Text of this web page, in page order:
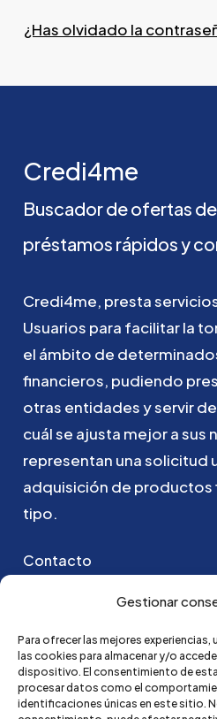
Gestionar
Para ofrecer las mejores
las cookies para almacenar y/o
dispositivo. El consentimiento de
procesar datos como el
identificaciones únicas en este sitio.
¿Has olvidado la
Credi4me
Buscadordeofertas de
préstamos rápidosy
Credi4me, presta
Usuarios para facilitarla
el ámbito de
financieros, pudiendo
otras entidadesyservirde
cuálse ajusta mejorasus
representan unasolicitud
adquisición de productos
tipo.
Contacto
Puedes ponerte en
go@credi4me.com